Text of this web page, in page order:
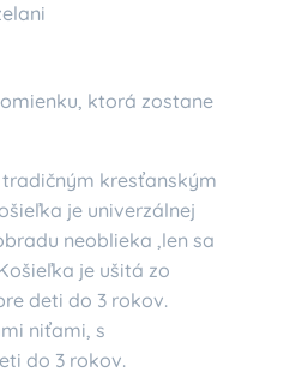
ktorá zostane
kresťanským
je univerzálnej
neoblieka ,len sa
je ušitá zo
deti do 3 rokov.
niťami, s
do 3 rokov.